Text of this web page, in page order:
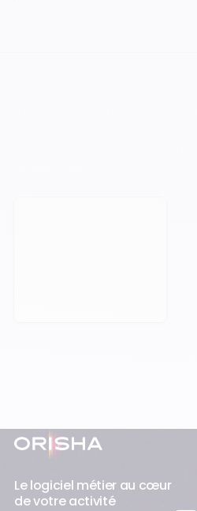
Pied-de-page
Le logiciel métier au cœur
de votre activité